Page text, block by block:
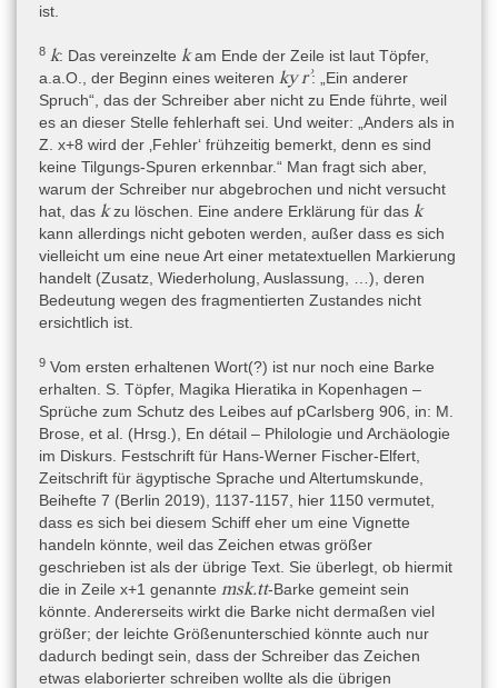
Sprache
Mittelägyptisch,
Ägyptisch-Koptisch » Demotisch
Der Text ist zu zerstört, um die Sprachstufe sicher bestimmen zu
können. Wo er besser erhalten ist, liegen meist feste Formulare
vor. Die Verwendung des Demonstrativpronomenstn(Zeile
B.x+12; evtl. auch B.x+5 und B.x+8) ist zumindest eine ältere
Erscheinung. Die Verwendung vonpr-ꜥꜣ : „Pharao“ als
Herrschertitel (Zeile B.x+17) ist dagegen nachklassisch. Weder
der Relativkonvertern.tj(B.x+5, B,x+12) noch die Genitiv-Nisbe
(B.x+21) zeigen eine Anpassung an feminine Bezugswörter. Die
Schreibung von
Ramessidenzeit belegt. Töpfer 2019, 1147 erklärt die
ungewöhnliche Graphie vonšnꜥin Zeile B.x+4 mit der fehlenden
Vertrautheit des Schreibers mit diesem Wort. Dies spricht für eine
sehr späte Abfassungszeit.
Die Notizen auf der Rückseite zeigen, wenn richtig gelesen, die
jüngere Bildung der Ordinalzahlen mitmḥ statt mit dem Suffix
.nw. Ein Zeichenrest lässt sich vielleicht zum jüngeren Artikel
ergänzen, Töpfer 2019, 1138.
Bearbeitungsgeschichte
Die Editio princeps stammt von Töpfer 2019, 1137–1157.
ist.
8 k: Das vereinzelte kam Ende der Zeile ist laut Töpfer,
a.a.O., der Beginn eines weiteren ky rʾ: „Ein anderer
Spruch“, das der Schreiber aber nicht zu Ende führte, weil
es an dieser Stelle fehlerhaft sei. Und weiter: „Anders als in
Z. x+8 wird der ‚Fehler‘ frühzeitig bemerkt, denn es sind
keine Tilgungs-Spuren erkennbar.“ Man fragt sich aber,
warum der Schreiber nur abgebrochen und nicht versucht
hat, das kzu löschen. Eine andere Erklärung für das k
kann allerdings nicht geboten werden, außer dass es sich
vielleicht um eine neue Art einer metatextuellen Markierung
handelt (Zusatz, Wiederholung, Auslassung, …), deren
Bedeutung wegen des fragmentierten Zustandes nicht
ersichtlich ist.
9 Vom ersten erhaltenen Wort(?) ist nur noch eine Barke
erhalten. S. Töpfer, Magika Hieratika in Kopenhagen –
Sprüche zum Schutz des Leibes auf pCarlsberg 906, in: M.
Brose, et al. (Hrsg.), En détail – Philologie und Archäologie
im Diskurs. Festschrift für Hans-Werner Fischer-Elfert,
Zeitschrift für ägyptische Sprache und Altertumskunde,
Beihefte 7 (Berlin 2019), 1137-1157, hier 1150 vermutet,
dass es sich bei diesem Schiff eher um eine Vignette
handeln könnte, weil das Zeichen etwas größer
geschrieben ist als der übrige Text. Sie überlegt, ob hiermit
die in Zeile x+1 genannte msk.tt-Barke gemeint sein
könnte. Andererseits wirkt die Barke nicht dermaßen viel
größer; der leichte Größenunterschied könnte auch nur
dadurch bedingt sein, dass der Schreiber das Zeichen
etwas elaborierter schreiben wollte als die übrigen